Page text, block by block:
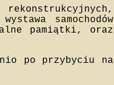
samochodów
pamiątki, oraz
po przybyciu na